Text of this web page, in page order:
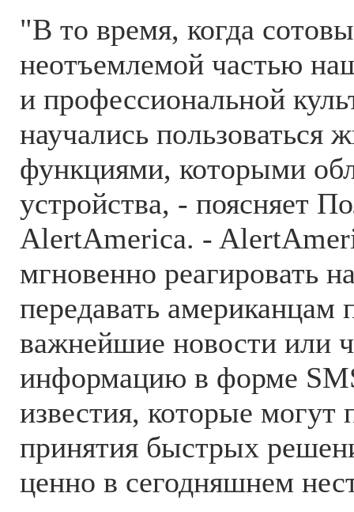
"В то время, когда
неотъемлемой частью
и профессиональной
научались
функциями, которыми
устройства, - поясняет
AlertAmerica. -
мгновенно реагировать
передавать американцам
важнейшие новости или
информацию в форме
известия, которые могут
принятия быстрых
ценно в сегодняшнем